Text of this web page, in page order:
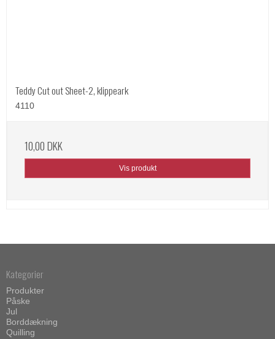
Teddy Cut out Sheet-2, klippeark
4110
10,00 DKK
Vis produkt
Kategorier
Produkter
Påske
Jul
Borddækning
Quilling